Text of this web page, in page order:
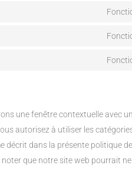
une fenêtre contextuelle avec
autorisez à utiliser les
décrit dans la présente politique
que notre site web pourrait